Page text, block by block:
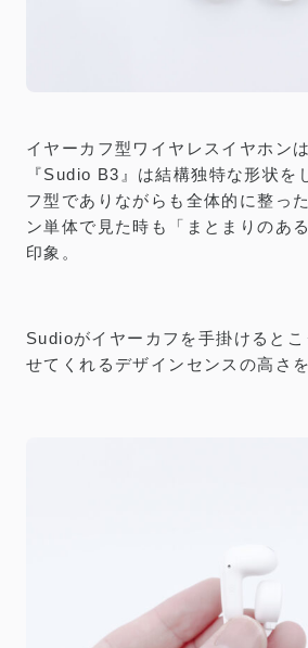
イヤーカフ型ワイヤレスイヤホン
『Sudio B3』は結構独特な形状を
フ型でありながらも全体的に整っ
ン単体で見た時も「まとまりのあ
印象。
Sudioがイヤーカフを手掛けると
せてくれるデザインセンスの高さ